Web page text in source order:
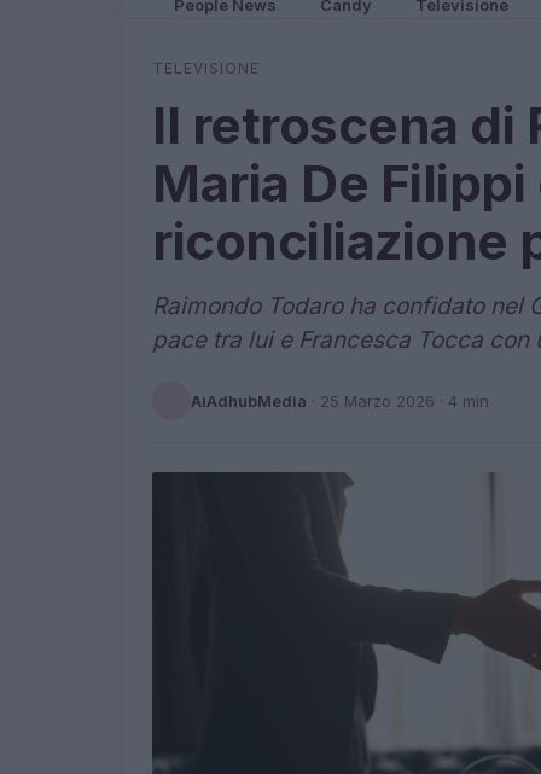
People News Candy Televisione
TELEVISIONE
Il retroscena di
Maria De
riconciliazione
Raimondo Todaro ha confidato nel
pace tra lui e Francesca Tocca
AiAdhubMedia · 25 Marzo 2026 · 4 min